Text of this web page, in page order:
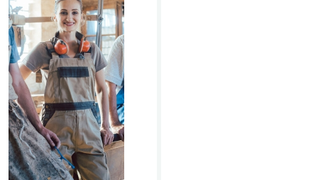
oprichting en statuten /
aandelenoverdracht /
bijzondere akten
Lees meer